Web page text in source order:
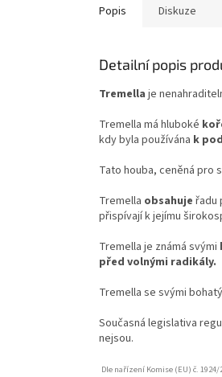
Popis Diskuze
Detailní popis
Tremella je
Tremella má hluboké
kdy byla používána k
Tato houba, ceněná pro
Tremella obsahuje řadu
přispívají k jejímu
Tremella je známá svými
před volnými radikály.
Tremella se svými
Současná legislativa
nejsou.
Dle nařízení Komise (EU) č.